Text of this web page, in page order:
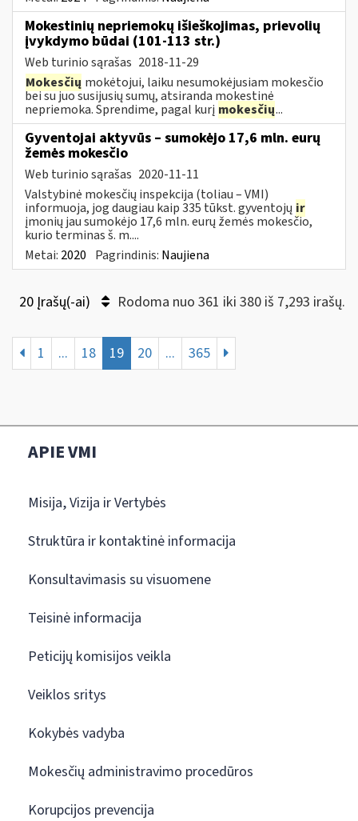
Mokestinių nepriemokų išieškojimas, prievolių
įvykdymo būdai (101-113 str.)
Web turinio sąrašas 2018-11-29
Mokesčių mokėtojui, laiku nesumokėjusiam mokesčio
bei su juo susijusių sumų, atsiranda mokestinė
nepriemoka. Sprendime, pagal kurį mokesčių...
Gyventojai aktyvūs – sumokėjo 17,6 mln. eurų
žemės mokesčio
Web turinio sąrašas 2020-11-11
Valstybinė mokesčių inspekcija (toliau – VMI)
informuoja, jog daugiau kaip 335 tūkst. gyventojų ir
įmonių jau sumokėjo 17,6 mln. eurų žemės mokesčio,
kurio terminas š. m....
Metai: 2020 Pagrindinis: Naujiena
20 Įrašų(-ai) Rodoma nuo 361 iki 380 iš 7,293 irašų.
1 ... 18 19 20 ... 365
APIE VMI
Misija, Vizija ir Vertybės
Struktūra ir kontaktinė informacija
Konsultavimasis su visuomene
Teisinė informacija
Peticijų komisijos veikla
Veiklos sritys
Kokybės vadyba
Mokesčių administravimo procedūros
Korupcijos prevencija